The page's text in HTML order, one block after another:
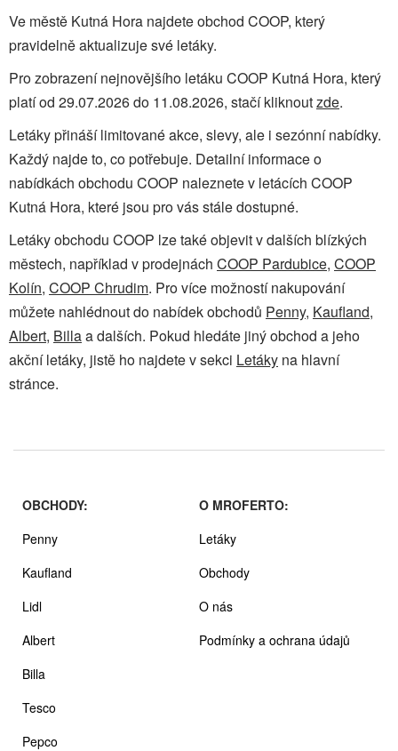
Ve městě Kutná Hora najdete obchod COOP, který
pravidelně aktualizuje své letáky.
Pro zobrazení nejnovějšího letáku COOP Kutná Hora, který
platí od 29.07.2026 do 11.08.2026, stačí kliknoutzde.
Letáky přináší limitované akce, slevy, ale i sezónní nabídky.
Každý najde to, co potřebuje. Detailní informace o
nabídkách obchodu COOP naleznete v letácích COOP
Kutná Hora, které jsou pro vás stále dostupné.
Letáky obchodu COOP lze také objevit v dalších blízkých
městech, například v prodejnách COOP Pardubice, COOP
Kolín, COOP Chrudim. Pro více možností nakupování
můžete nahlédnout do nabídek obchodů Penny, Kaufland,
Albert, Billaa dalších. Pokud hledáte jiný obchod a jeho
akční letáky, jistě ho najdete v sekci Letáky na hlavní
stránce.
OBCHODY:
Penny
Kaufland
Lidl
Albert
Billa
Tesco
Pepco
O MROFERTO:
Letáky
Obchody
O nás
Podmínky a ochrana údajů